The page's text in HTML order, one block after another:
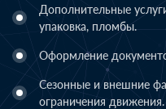
Дополнительные
упаковка, пломбы.
Оформление
Сезонные и внешние
ограничения движения.